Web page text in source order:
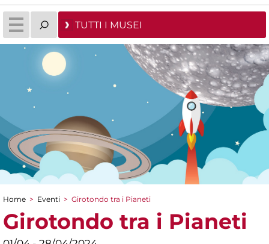
TUTTI I MUSEI
Tu sei qui
Home > Eventi > Girotondo tra i Pianeti
Girotondo tra i Pianeti